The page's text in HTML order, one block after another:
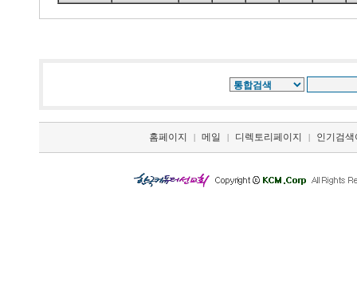
홈페이지 | 메일 | 디렉토리페이지 | 인기검색